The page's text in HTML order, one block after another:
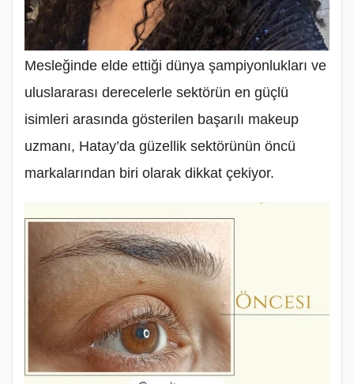
Mesleğinde elde ettiği dünya şampiyonlukları ve
uluslararası derecelerle sektörün en güçlü
isimleri arasında gösterilen başarılı makeup
uzmanı, Hatay’da güzellik sektörünün öncü
markalarından biri olarak dikkat çekiyor.